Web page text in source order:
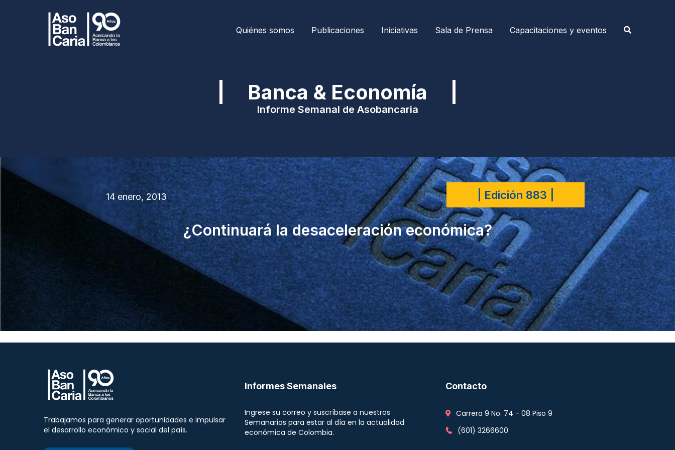
Quiénes somos Publicaciones Iniciativas Sala de Prensa Capacitaciones y eventos
| Banca & Economía |
Informe Semanal de Asobancaria
14 enero, 2013 | Edición 883 |
¿Continuará la desaceleración económica?
Trabajamos para generar oportunidades e impulsar
el desarrollo económico y social del país.
Informes Semanales
Ingrese su correo y suscríbase a nuestros
Semanarios para estar al día en la actualidad
económica de Colombia.
Contacto
Carrera 9 No. 74 - 08 Piso 9
(601) 3266600